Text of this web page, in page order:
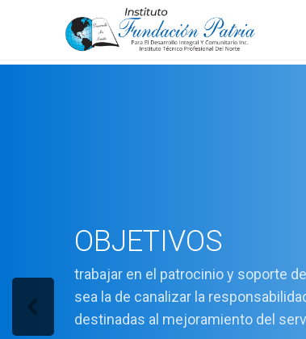
OBJETIVOS
trabajar en el patrocinio y soporte
sea la de canalizar la
destinadas al mejoramiento del